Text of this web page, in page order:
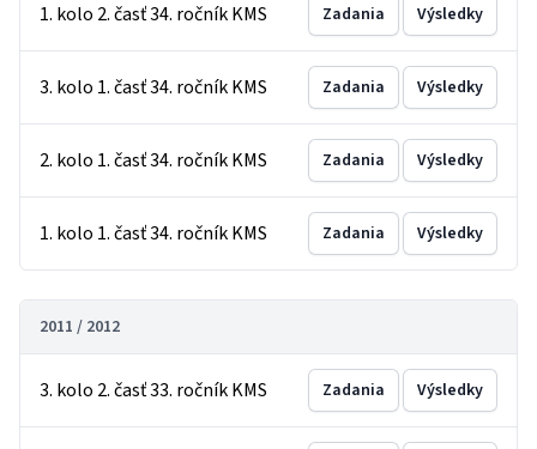
1. kolo 2. časť 34. ročník KMS Zadania Výsledky
3. kolo 1. časť 34. ročník KMS Zadania Výsledky
2. kolo 1. časť 34. ročník KMS Zadania Výsledky
1. kolo 1. časť 34. ročník KMS Zadania Výsledky
2011 / 2012
3. kolo 2. časť 33. ročník KMS Zadania Výsledky